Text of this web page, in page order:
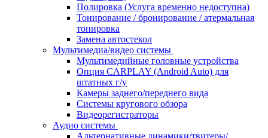
Полировка (Услуга временно недоступна)
Тонирование / бронирование / атермальная
тонировка
Замена автостекол
Мультимедиа/видео системы
Мультимедийные головные устройства
Опция CARPLAY (Android Auto) для
штатных г/у
Камеры заднего/переднего вида
Системы кругового обзора
Видеорегистраторы
Аудио системы